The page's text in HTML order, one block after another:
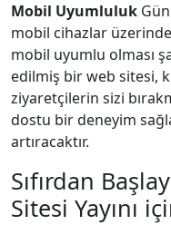
Mobil Uyumluluk
mobil cihazlar
mobil uyumlu olması
edilmiş bir web sitesi,
ziyaretçilerin sizi
dostu bir deneyim
artıracaktır.
Sıfırdan
Sitesi Yayını